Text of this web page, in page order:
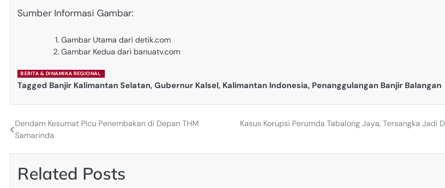
Sumber Informasi Gambar:
Gambar Utama dari detik.com
Gambar Kedua dari banuatv.com
BERITA & DINAMIKA REGIONAL
Tagged Banjir Kalimantan Selatan,Gubernur Kalsel, Kalimantan Indonesia, Penanggulangan Banjir Balangan
Post
Dendam Kesumat Picu Penembakan di Depan THM
Samarinda
Kasus Korupsi Perumda Tabalong Jaya, Tersangka Jadi
Related Posts